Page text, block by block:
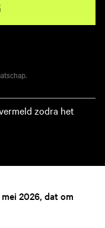
zodra het
2026, dat om